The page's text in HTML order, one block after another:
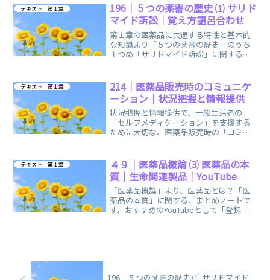
テキスト 第１章
196｜５つの薬害の歴史 ⑴ サリド
マイド訴訟｜覚え方語呂合わせ
第１章の医薬品に共通する特性と基本的
な知識より「５つの薬害の歴史」のうち
１つめ「サリドマイド訴訟」に関する、
テキスト 第１章
214｜医薬品販売時のコミュニケ
ーション｜状況把握と情報提供
状況把握と情報提供で、一般生活者の
「セルフメディケーション」を支援する
ために大切な、医薬品販売時の「コミュ
テキスト 第１章
４９｜医薬品概論 ⑶ 医薬品の本
質｜生命関連製品｜YouTube
「医薬品概論」より、医薬品とは？「医
薬品の本質」に関する、まとめノートで
す。おすすめのYouTubeとして「登録販
196｜５つの薬害の歴史 ⑴ サリドマイド